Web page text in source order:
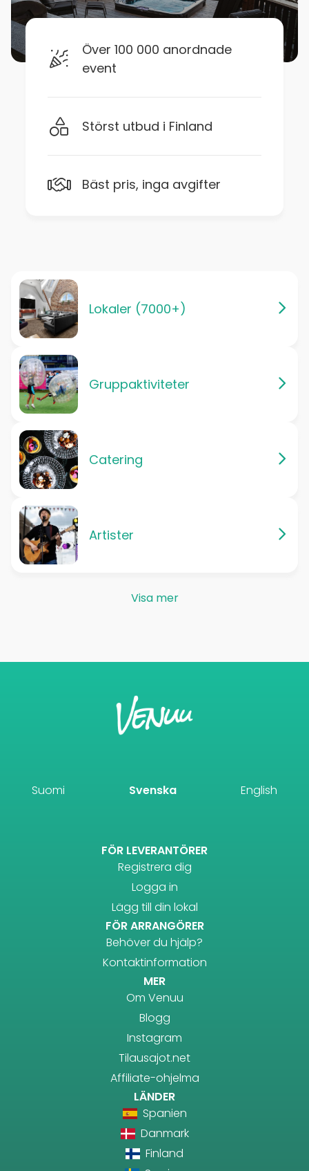
Över 100 000 anordnade
event
Störst utbud i Finland
Bäst pris, inga avgifter
Lokaler (7000+)
Gruppaktiviteter
Catering
Artister
Visa mer
Suomi Svenska English
FÖR LEVERANTÖRER
Registrera dig
Logga in
Lägg till din lokal
FÖR ARRANGÖRER
Behöver du hjälp?
Kontaktinformation
MER
Om Venuu
Blogg
Instagram
Tilausajot.net
Affiliate-ohjelma
LÄNDER
Spanien
Danmark
Finland